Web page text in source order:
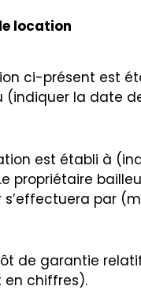
location
ci-présent est
(indiquer la date
est établi à
propriétaire
s’effectuera par
de garantie
chiffres).